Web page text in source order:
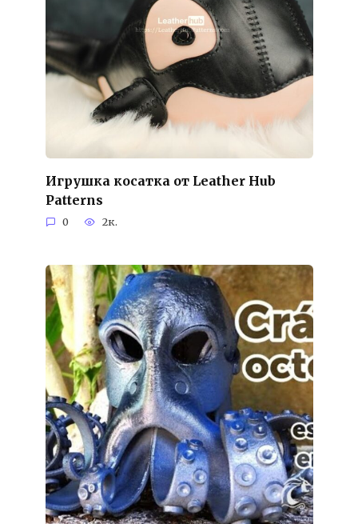
Игрушка косатка от Leather Hub
Patterns
0 2к.